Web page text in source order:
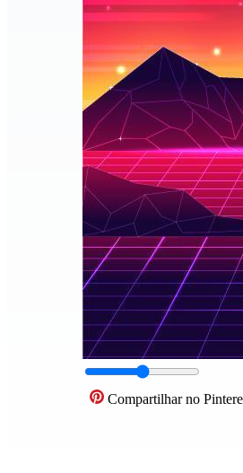
Compartilhar no